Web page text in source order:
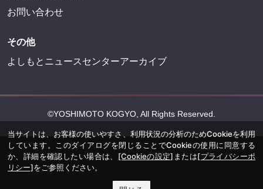
お問い合わせ
その他
よしもとニュースセンターアーカイブ
©YOSHIMOTO KOGYO, All Rights Reserved.
当サイトは、お客様の使いやすさ、利用状況の分析のためCookieを利用
しています。このダイアログを閉じることでCookieの使用に同意する
か、詳細を確認したい場合は、 [Cookieの設定] または[プライバシーポ
リシー]をご参照ください。